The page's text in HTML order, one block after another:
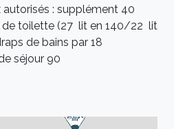
: supplément 40 
toilette (27  lit en 140/22  lit
de bains par 18
séjour 90 